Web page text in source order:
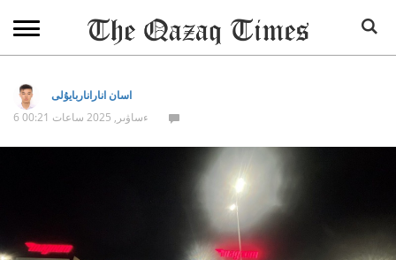
اسان اناراناربايۇلى
6 ءساۋىر, 2025 ساعات 00:21